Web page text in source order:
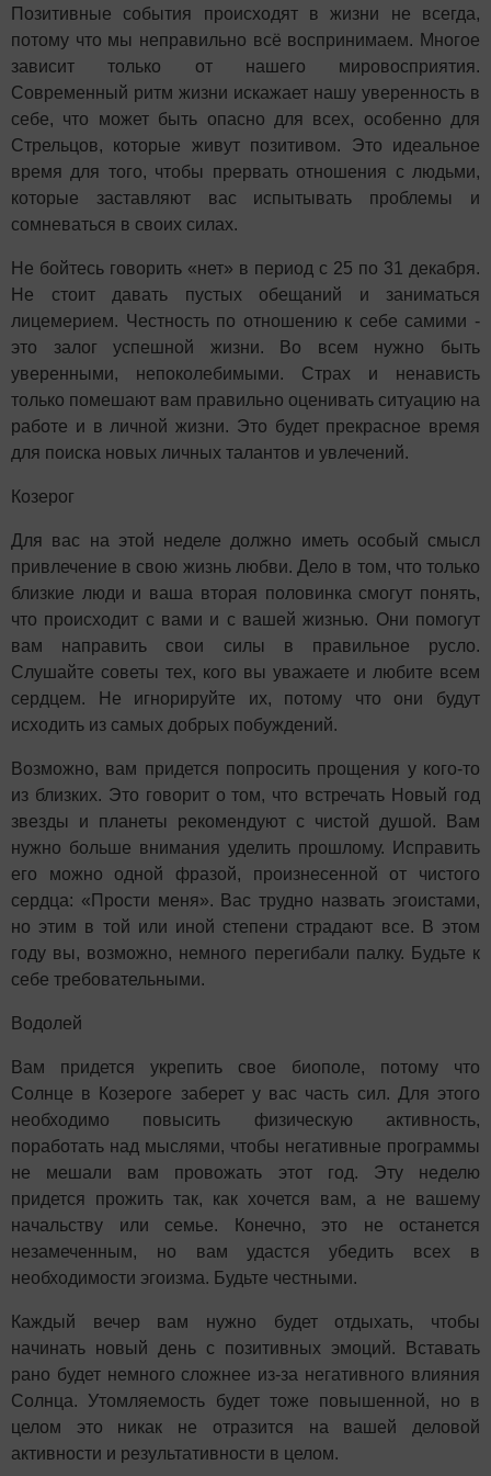
Позитивные события происходят в жизни не всегда,
потому что мы неправильно всё воспринимаем. Многое
зависит только от нашего мировосприятия.
Современный ритм жизни искажает нашу уверенность в
себе, что может быть опасно для всех, особенно для
Стрельцов, которые живут позитивом. Это идеальное
время для того, чтобы прервать отношения с людьми,
которые заставляют вас испытывать проблемы и
сомневаться в своих силах.
Не бойтесь говорить «нет» в период с 25 по 31 декабря.
Не стоит давать пустых обещаний и заниматься
лицемерием. Честность по отношению к себе самими -
это залог успешной жизни. Во всем нужно быть
уверенными, непоколебимыми. Страх и ненависть
только помешают вам правильно оценивать ситуацию на
работе и в личной жизни. Это будет прекрасное время
для поиска новых личных талантов и увлечений.
Козерог
Для вас на этой неделе должно иметь особый смысл
привлечение в свою жизнь любви. Дело в том, что только
близкие люди и ваша вторая половинка смогут понять,
что происходит с вами и с вашей жизнью. Они помогут
вам направить свои силы в правильное русло.
Слушайте советы тех, кого вы уважаете и любите всем
сердцем. Не игнорируйте их, потому что они будут
исходить из самых добрых побуждений.
Возможно, вам придется попросить прощения у кого-то
из близких. Это говорит о том, что встречать Новый год
звезды и планеты рекомендуют с чистой душой. Вам
нужно больше внимания уделить прошлому. Исправить
его можно одной фразой, произнесенной от чистого
сердца: «Прости меня». Вас трудно назвать эгоистами,
но этим в той или иной степени страдают все. В этом
году вы, возможно, немного перегибали палку. Будьте к
себе требовательными.
Водолей
Вам придется укрепить свое биополе, потому что
Солнце в Козероге заберет у вас часть сил. Для этого
необходимо повысить физическую активность,
поработать над мыслями, чтобы негативные программы
не мешали вам провожать этот год. Эту неделю
придется прожить так, как хочется вам, а не вашему
начальству или семье. Конечно, это не останется
незамеченным, но вам удастся убедить всех в
необходимости эгоизма. Будьте честными.
Каждый вечер вам нужно будет отдыхать, чтобы
начинать новый день с позитивных эмоций. Вставать
рано будет немного сложнее из-за негативного влияния
Солнца. Утомляемость будет тоже повышенной, но в
целом это никак не отразится на вашей деловой
активности и результативности в целом.